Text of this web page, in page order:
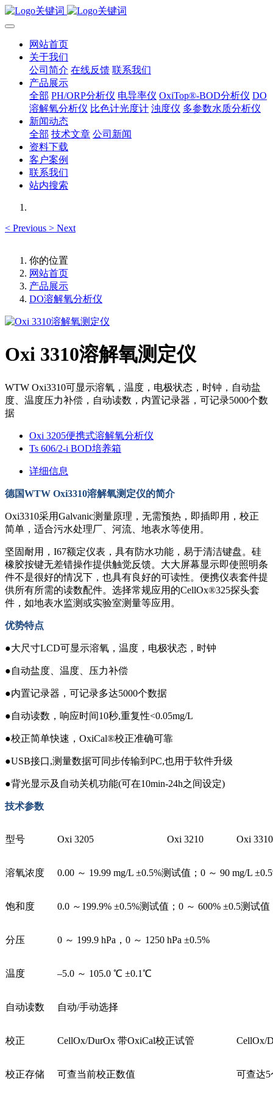
网站首页
关于我们
公司简介 在线反馈 联系我们
产品展示
全部 PH/ORP分析仪 电导率仪 OxiTop®-BOD分析仪 DO
溶解氧分析仪 比色计光度计 浊度仪 多参数水质分析仪
新闻动态
全部 技术文章 公司新闻
资料下载
客户案例
联系我们
站内搜索
< Previous > Next
你的位置
网站首页
产品展示
DO溶解氧分析仪
Oxi 3310溶解氧测定仪
WTW Oxi3310可显示溶氧，温度，电极状态，时钟，自动盐
度、温度压力补偿，自动读数，内置记录器，可记录5000个数
据
Oxi 3205便携式溶解氧分析仪
Ts 606/2-i BOD培养箱
详细信息
德国WTW Oxi3310溶解氧测定仪的简介
Oxi3310采用Galvanic测量原理，无需预热，即插即用，校正
简单，适合污水处理厂、河流、地表水等使用。
坚固耐用，I67额定仪表，具有防水功能，易于清洁键盘。硅
橡胶按键无差错操作提供触觉反馈。大大屏幕显示即使照明条
件不是很好的情况下，也具有良好的可读性。便携仪表套件提
供所有所需的读数配件。选择常规应用的CellOx®325探头套
件，如地表水监测或实验室测量等应用。
优势特点
●大尺寸LCD可显示溶氧，温度，电极状态，时钟
●自动盐度、温度、压力补偿
●内置记录器，可记录多达5000个数据
●自动读数，响应时间10秒,重复性<0.05mg/L
●校正简单快速，OxiCal®校正准确可靠
●USB接口,测量数据可同步传输到PC,也用于软件升级
●背光显示及自动关机功能(可在10min-24h之间设定)
技术参数
型号 Oxi 3205 Oxi 3210 Oxi 3310
溶氧浓度 0.00 ～ 19.99 mg/L ±0.5%测试值；0 ～ 90 mg/L
饱和度 0.0 ～199.9% ±0.5%测试值；0 ～ 600% ±0.5测试值
分压 0 ～ 199.9 hPa，0 ～ 1250 hPa ±0.5%
温度 –5.0 ～ 105.0 ℃ ±0.1℃
自动读数 自动/手动选择
校正 CellOx/DurOx 带OxiCal校正试管 CellOx/
校正存储 可查当前校正数值 可查达